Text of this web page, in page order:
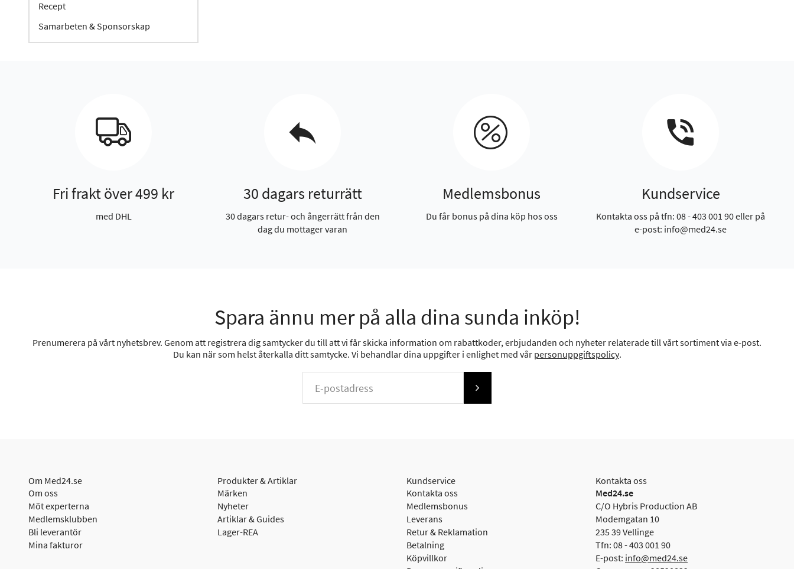
Recept
Samarbeten & Sponsorskap
Fri frakt över 499 kr
med DHL
30 dagars returrätt
30 dagars retur- och ångerrätt från den
dag du mottager varan
Medlemsbonus
Du får bonus på dina köp hos oss
Kundservice
Kontakta oss på tfn: 08 - 403 001 90 eller på
e-post: info@med24.se
Spara ännu mer på alla dina sunda inköp!
Prenumerera på vårt nyhetsbrev. Genom att registrera dig samtycker du till att vi får skicka information om rabattkoder, erbjudanden och nyheter relaterade till vårt sortiment via e-post.
Du kan när som helst återkalla ditt samtycke. Vi behandlar dina uppgifter i enlighet med vår personuppgiftspolicy.
Om Med24.se
Om oss
Möt experterna
Medlemsklubben
Bli leverantör
Mina fakturor
Produkter & Artiklar
Märken
Nyheter
Artiklar & Guides
Lager-REA
Kundservice
Kontakta oss
Medlemsbonus
Leverans
Retur & Reklamation
Betalning
Köpvillkor
Kontakta oss
Med24.se
C/O Hybris Production AB
Modemgatan 10
235 39 Vellinge
Tfn: 08 - 403 001 90
E-post: info@med24.se